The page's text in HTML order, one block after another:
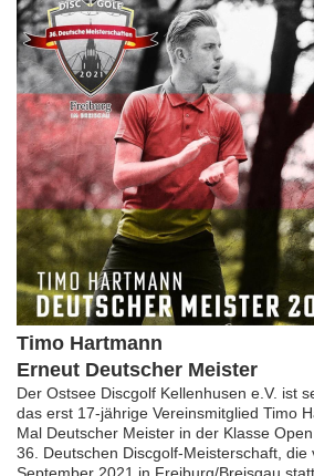
Timo Hartmann
Erneut Deutscher Meister
Der Ostsee Discgolf Kellenhusen e.V. ist
das erst 17-jährige Vereinsmitglied Timo
Mal Deutscher Meister in der Klasse
36. Deutschen Discgolf-Meisterschaft, die